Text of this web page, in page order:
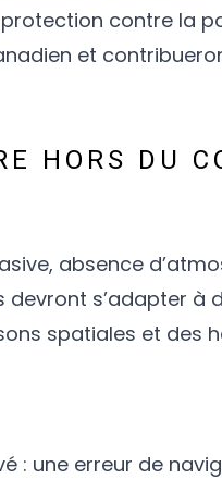
contre la
et
HORS DU
absence
s’adapter à
spatiales et des
: une erreur de